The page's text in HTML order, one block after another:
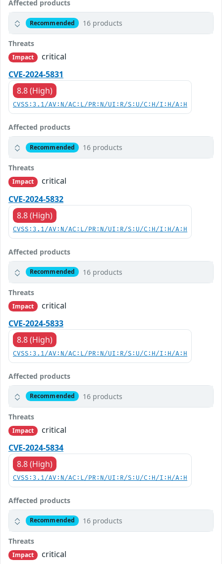
Affected products
Recommended 16 products
Threats
Impact
critical
CVE-2024-5831
8.8 (High)
CVSS:3.1/AV:N/AC:L/PR:N/UI:R/S:U/C:H/I:H/A:H
Affected products
Recommended 16 products
Threats
Impact
critical
CVE-2024-5832
8.8 (High)
CVSS:3.1/AV:N/AC:L/PR:N/UI:R/S:U/C:H/I:H/A:H
Affected products
Recommended 16 products
Threats
Impact
critical
CVE-2024-5833
8.8 (High)
CVSS:3.1/AV:N/AC:L/PR:N/UI:R/S:U/C:H/I:H/A:H
Affected products
Recommended 16 products
Threats
Impact
critical
CVE-2024-5834
8.8 (High)
CVSS:3.1/AV:N/AC:L/PR:N/UI:R/S:U/C:H/I:H/A:H
Affected products
Recommended 16 products
Threats
Impact
critical